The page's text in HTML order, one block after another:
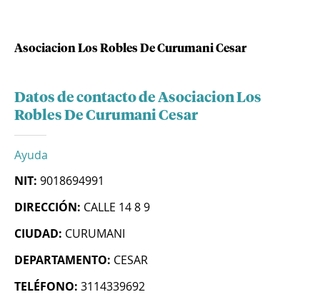
Asociacion Los Robles De Curumani Cesar
Datos de contacto de Asociacion Los
Robles De Curumani Cesar
Ayuda
NIT: 9018694991
DIRECCIÓN: CALLE 14 8 9
CIUDAD: CURUMANI
DEPARTAMENTO: CESAR
TELÉFONO: 3114339692